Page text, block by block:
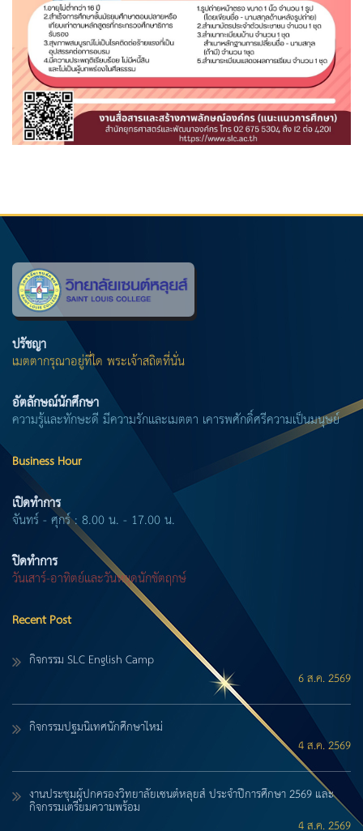
ปรัชญา
เมตตากรุณาอยู่ที่ใด พระเจ้าสถิตที่นั่น
อัตลักษณ์นักศึกษา
ความรู้และทักษะดี มีความรักและเมตตา เคารพศักดิ์ศรีความเป็นมนุษย์
Business Hour
เปิดทำการ
จันทร์ - ศุกร์ : 8.00 น. - 17.00 น.
ปิดทำการ
วันเสาร์-อาทิตย์และวันหยุดนักขัตฤกษ์
Recent Post
กิจกรรม SLC English Camp
6 ส.ค. 2569
กิจกรรมปฐมนิเทศนักศึกษาใหม่
4 ส.ค. 2569
งานประชุมผู้ปกครองวิทยาลัยเซนต์หลุยส์ ประจำปีการศึกษา 2569 และ
กิจกรรมเตรียมความพร้อม
4 ส.ค. 2569